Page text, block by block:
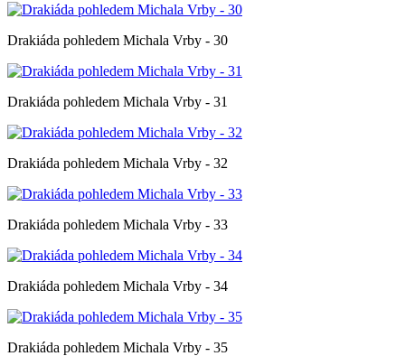
Drakiáda pohledem Michala Vrby - 30
Drakiáda pohledem Michala Vrby - 31
Drakiáda pohledem Michala Vrby - 32
Drakiáda pohledem Michala Vrby - 33
Drakiáda pohledem Michala Vrby - 34
Drakiáda pohledem Michala Vrby - 35